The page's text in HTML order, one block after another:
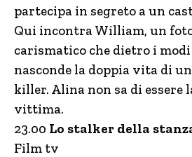
partecipa in segreto a un
Qui incontra William, un
carismatico che dietro i
nasconde la doppia vita di
killer. Alina non sa di essere
vittima.
23.00 Lo stalker della
Film tv